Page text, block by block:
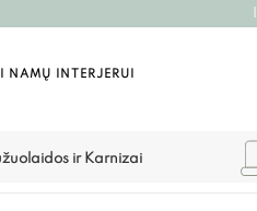
NAMŲ INTERJERUI
ir Karnizai